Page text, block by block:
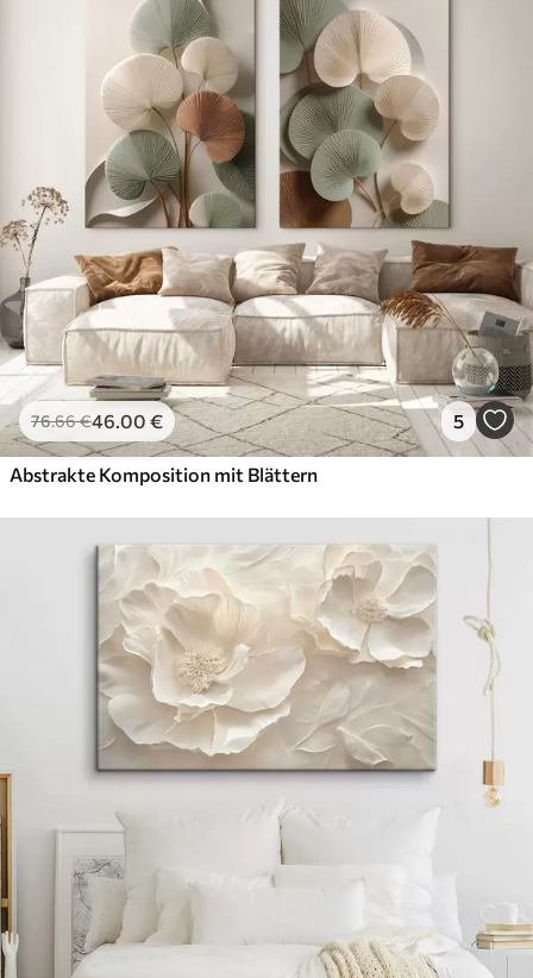
76.66€46.00 € 5
Abstrakte Komposition mit Blättern